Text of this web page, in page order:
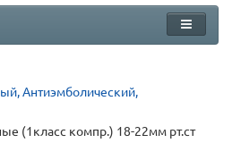
Антиэмболический,
(1класс компр.) 18-22мм рт.ст